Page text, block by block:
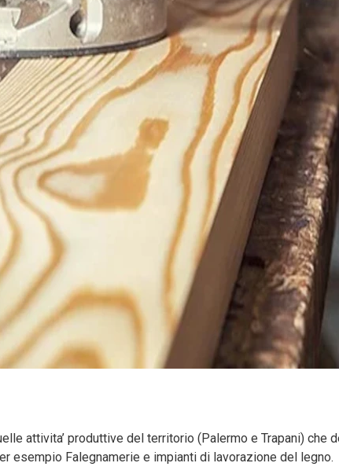
attivita’ produttive del territorio (Palermo e Trapani) che
esempio Falegnamerie e impianti di lavorazione del legno.